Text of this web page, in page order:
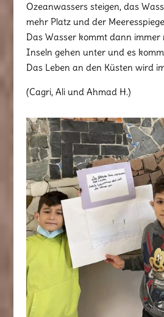
Ozeanwassers steigen, das
mehr Platz und der
Das Wasser kommt dann
Inseln gehen unter und es
Das Leben an den Küsten wird
(Cagri, Ali und Ahmad H.)